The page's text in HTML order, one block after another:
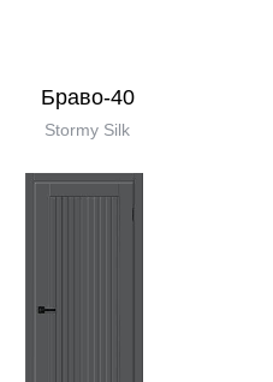
Браво-40
Stormy Silk